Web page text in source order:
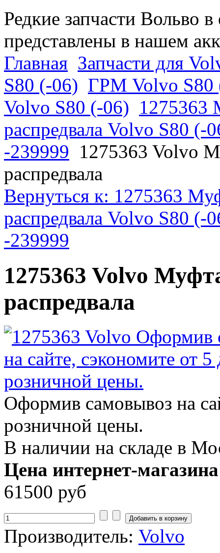
Редкие запчасти Вольво
представлены в нашем
Главная Запчасти для
S80 (-06) ГРМ Volvo S80
Volvo S80 (-06) 1275363
распредвала Volvo S80
-239999 1275363 Volvo
распредвала
Вернуться к: 1275363
распредвала Volvo S80
-239999
1275363 Volvo
распредвала
Оформив самовывоз на
розничной цены.
В наличии на складе в
Цена интернет-
61500 руб
Производитель: Volvo